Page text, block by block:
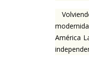
América